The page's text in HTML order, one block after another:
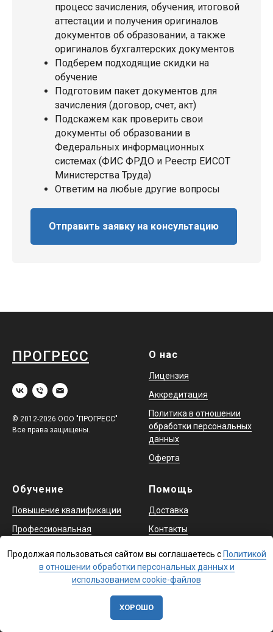
процесс зачисления, обучения, итоговой
аттестации и получения оригиналов
документов об образовании, а также
оригиналов бухгалтерских документов
Подберем подходящие скидки на
обучение
Подготовим пакет документов для
зачисления (договор, счет, акт)
Подскажем как проверить свои
документы об образовании в
Федеральных информационных
системах (ФИС ФРДО и Реестр ЕИСОТ
Министерства Труда)
Ответим на любые другие вопросы
Отправить заявку на консультацию
ПРОГРЕСС
© 2012-2026 ООО "ПРОГРЕСС"
Все права защищены.
О нас
Лицензия
Аккредитация
Политика в отношении
обработки персональных
данных
Оферта
Обучение
Повышение квалификации
Профессиональная
Охрана труда и аттестация
в ЕИСОТ
Помощь
Доставка
Контакты
Продолжая пользоваться сайтом вы соглашаетесь с Политикой
в отношении обработки персональных данных и
использованием cookie-файлов
ХОРОШО